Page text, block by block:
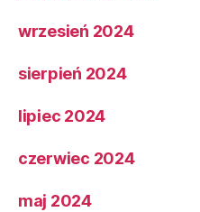
wrzesień 2024
sierpień 2024
lipiec 2024
czerwiec 2024
maj 2024